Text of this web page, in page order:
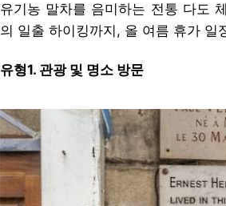
유기농 말차를 음미하는 전통 다도
의 일출 하이킹까지, 올 여름 휴가 일
유형1. 관광 및 명소 방문